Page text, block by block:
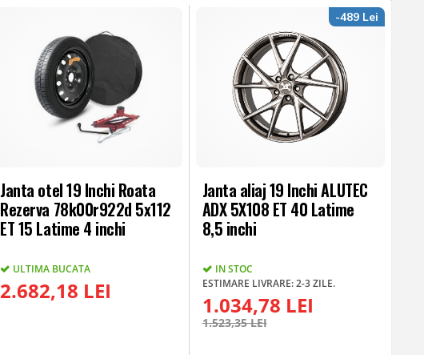
Janta otel 19 Inchi Roata
Rezerva 78k00r922d 5x112
ET 15 Latime 4 inchi
ULTIMA BUCATA
2.682,18 LEI
Janta aliaj 19 Inchi ALUTEC
ADX 5X108 ET 40 Latime
8,5 inchi
IN STOC
ESTIMARE LIVRARE: 2-3 ZILE.
1.034,78 LEI
-489 Lei
1.523,35 LEI